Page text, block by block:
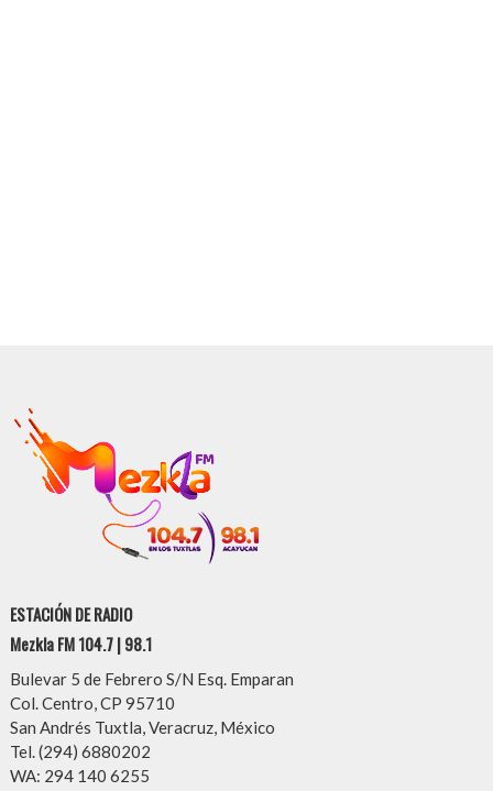
ESTACIÓN DE RADIO
Mezkla FM 104.7 | 98.1
Bulevar 5 de Febrero S/N Esq. Emparan
Col. Centro, CP 95710
San Andrés Tuxtla, Veracruz, México
Tel. (294) 6880202
WA: 294 140 6255